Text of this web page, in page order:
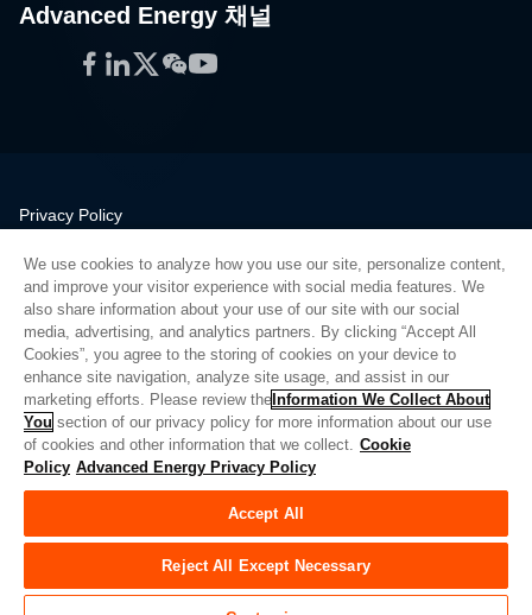
Advanced Energy 채널
Facebook
LinkedIn
Twitter
WeChat
YouTube
Privacy Policy
Quality
Sitemap
Supplier Portal
UK Modern Slavery Act
Privacy Preferences
Do Not Sell or Share My Personal Information
Limit the Use of My Sensitive Personal Information
© Copyright 2026Advanced Energy | 빌드: 39545
We use cookies to analyze how you use our site, personalize content,
and improve your visitor experience with social media features. We
also share information about your use of our site with our social
media, advertising, and analytics partners. By clicking “Accept All
Cookies”, you agree to the storing of cookies on your device to
enhance site navigation, analyze site usage, and assist in our
marketing efforts. Please review the Information We Collect About
You section of our privacy policy for more information about our use
of cookies and other information that we collect. Cookie
Policy Advanced Energy Privacy Policy
Accept All
Reject All Except Necessary